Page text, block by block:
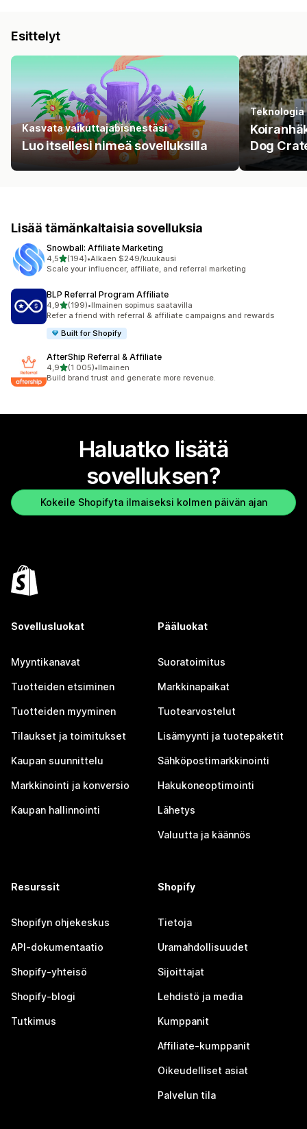
Esittelyt
Kasvata vaikuttajabisnestäsi
Luo itsellesi nimeä sovelluksilla
Teknologia
Dog
Lisää tämänkaltaisia sovelluksia
Snowball: Affiliate Marketing
4,5/ 5 tähteä
(194)
194 arvostelua yhteensä
•Alkaen $249/kuukausi
Scale your influencer, affiliate, and referral marketing
BLP Referral Program Affiliate
4,9/ 5 tähteä
(199)
199 arvostelua yhteensä
•Ilmainen sopimus saatavilla
Refer a friend with referral & affiliate campaigns and rewards
Built for Shopify
AfterShip Referral & Affiliate
4,9/ 5 tähteä
(1 005)
1005 arvostelua yhteensä
•Ilmainen
Build brand trust and generate more revenue.
Haluatko lisätä
sovelluksen?
Kokeile Shopifyta ilmaiseksi kolmen päivän ajan
Sovellusluokat
Myyntikanavat
Tuotteiden etsiminen
Tuotteiden myyminen
Tilaukset ja toimitukset
Kaupan suunnittelu
Markkinointi ja konversio
Kaupan hallinnointi
Pääluokat
Suoratoimitus
Markkinapaikat
Tuotearvostelut
Lisämyynti ja tuotepaketit
Sähköpostimarkkinointi
Hakukoneoptimointi
Lähetys
Valuutta ja käännös
Resurssit
Shopifyn ohjekeskus
API-dokumentaatio
Shopify-yhteisö
Shopify-blogi
Tutkimus
Shopify
Tietoja
Uramahdollisuudet
Sijoittajat
Lehdistö ja media
Kumppanit
Affiliate-kumppanit
Oikeudelliset asiat
Palvelun tila